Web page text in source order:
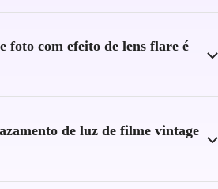
foto com efeito de lens flare é
de luz de filme vintage